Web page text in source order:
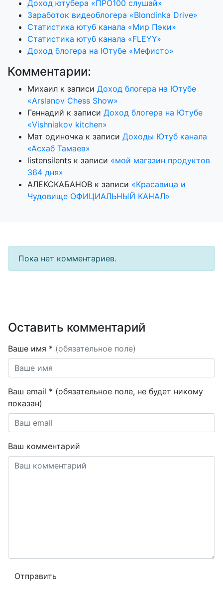
Доход ютубера «ПРО100 слушай»
Заработок видеоблогера «Blondinka Drive»
Статистика ютуб канала «Мир Пэки»
Статистика ютуб канала «FLEYY»
Доход блогера на Ютубе «Мефисто»
Комментарии:
Михаил к записи Доход блогера на Ютубе
«Arslanov Chess Show»
Геннадий к записи Доход блогера на Ютубе
«Vishniakov kitchen»
Мат одиночка к записи Доходы Ютуб канала
«Асхаб Тамаев»
listensilents к записи «мой магазин продуктов
364 дня»
АЛЕКСКАБАНОВ к записи «Красавица и
Чудовище ОФИЦИАЛЬНЫЙ КАНАЛ»
Пока нет комментариев.
Оставить комментарий
Ваше имя * (обязательное поле)
Ваш email * (обязательное поле, не будет никому
показан)
Ваш комментарий